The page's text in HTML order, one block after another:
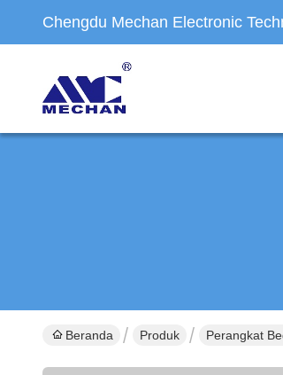
Chengdu Mechan Electronic
Beranda Produk Perangkat